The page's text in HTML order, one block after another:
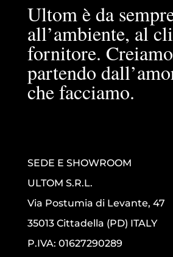
Ultom è da
all’ambiente, al
fornitore.
partendo
che facciamo.
SEDE E SHOWROOM
ULTOM S.R.L.
Via Postumia di Levante, 47
35013 Cittadella (PD) ITALY
P.IVA: 01627290289